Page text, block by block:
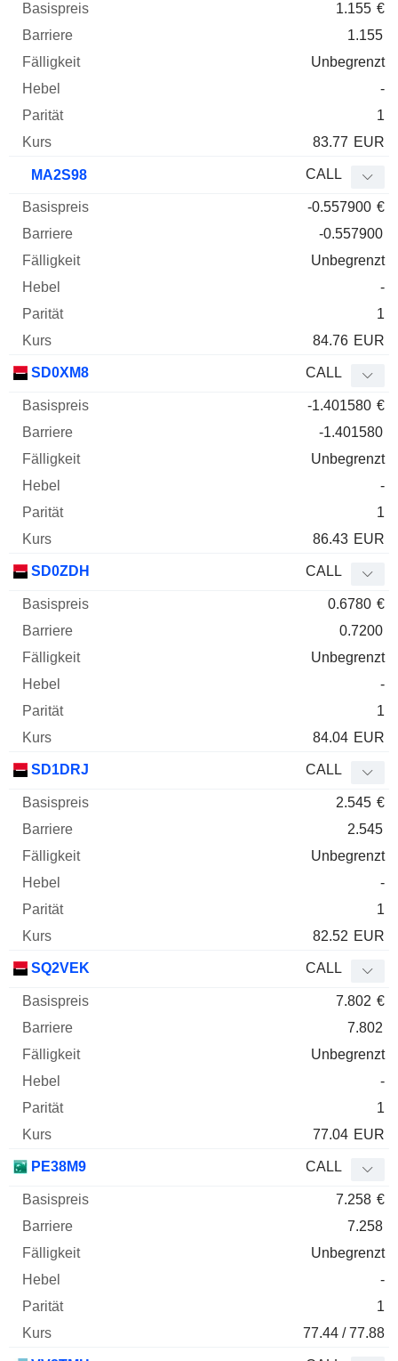
1.155 €
1.155
Unbegrenzt
-
1
83.77 EUR
MA2S98 CALL
-0.557900 €
-0.557900
Unbegrenzt
-
1
84.76 EUR
SD0XM8 CALL
-1.401580 €
-1.401580
Unbegrenzt
-
1
86.43 EUR
SD0ZDH CALL
0.6780 €
0.7200
Unbegrenzt
-
1
84.04 EUR
SD1DRJ CALL
2.545 €
2.545
Unbegrenzt
-
1
82.52 EUR
SQ2VEK CALL
7.802 €
7.802
Unbegrenzt
-
1
77.04 EUR
PE38M9 CALL
7.258 €
7.258
Unbegrenzt
-
1
77.44 / 77.88